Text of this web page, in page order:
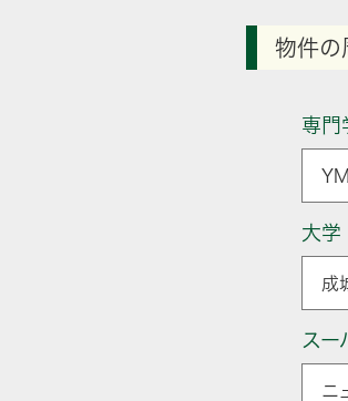
物件の
専門
大学
成
スー
ニ